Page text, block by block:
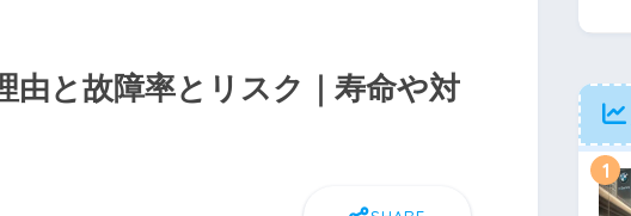
由と故障率とリスク｜寿命や対
1